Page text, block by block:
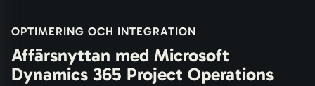
OPTIMERING OCH INTEGRATION
Affärsnyttan med Microsoft
Dynamics 365 Project Operations